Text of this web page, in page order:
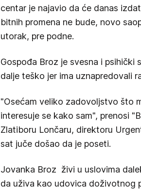
centar je najavio da će danas
bitnih promena ne bude, novo
utorak, pre podne.
Gospođa Broz je svesna i psihički
dalje teško jer ima uznapredovali
"Osećam veliko zadovoljstvo što
interesuje se kako sam", prenosi
Zlatiboru Lončaru, direktoru
sat juče došao da je poseti.
Jovanka Broz živi u uslovima
da uživa kao udovica doživotnog